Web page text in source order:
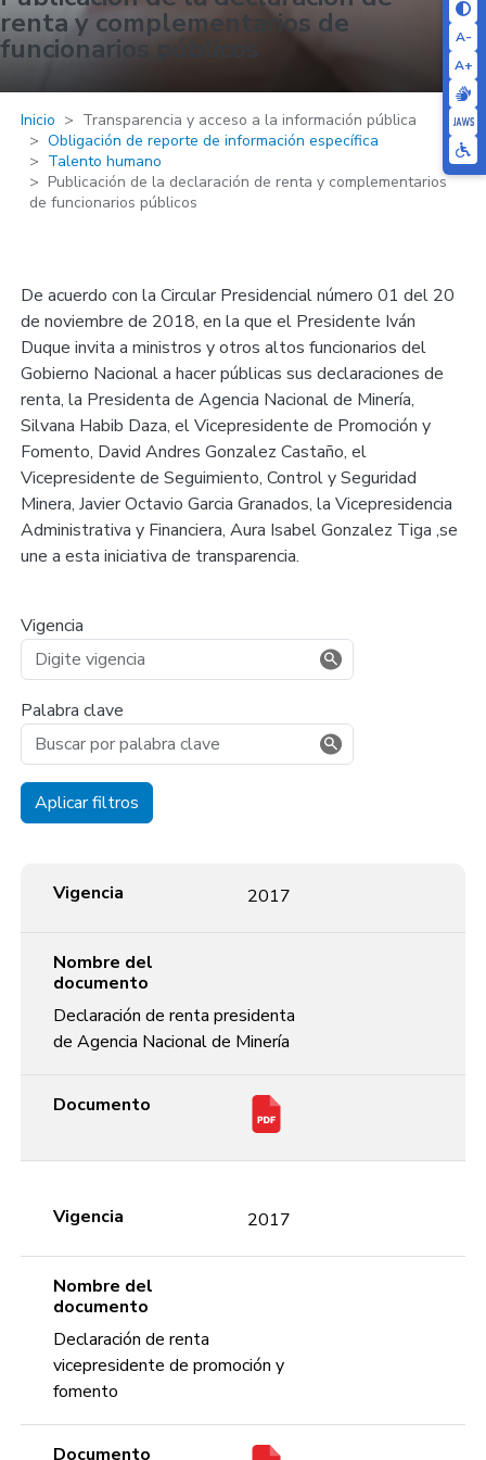
A-
A+
renta y complementarios de
funcionarios públicos
Inicio
Transparencia y acceso a la información pública
Obligación de reporte de información específica
Talento humano
Publicación de la declaración de renta y complementarios
de funcionarios públicos
De acuerdo con la Circular Presidencial número 01 del 20
de noviembre de 2018, en la que el Presidente Iván
Duque invita a ministros y otros altos funcionarios del
Gobierno Nacional a hacer públicas sus declaraciones de
renta, la Presidenta de Agencia Nacional de Minería,
Silvana Habib Daza, el Vicepresidente de Promoción y
Fomento, David Andres Gonzalez Castaño, el
Vicepresidente de Seguimiento, Control y Seguridad
Minera, Javier Octavio Garcia Granados, la Vicepresidencia
Administrativa y Financiera, Aura Isabel Gonzalez Tiga ,se
une a esta iniciativa de transparencia.
Vigencia
Palabra clave
Aplicar filtros
Vigencia
2017
Nombre del
documento
Declaración de renta presidenta
de Agencia Nacional de Minería
Documento
Vigencia 2017
Nombre del
documento
Declaración de renta
vicepresidente de promoción y
fomento
Documento